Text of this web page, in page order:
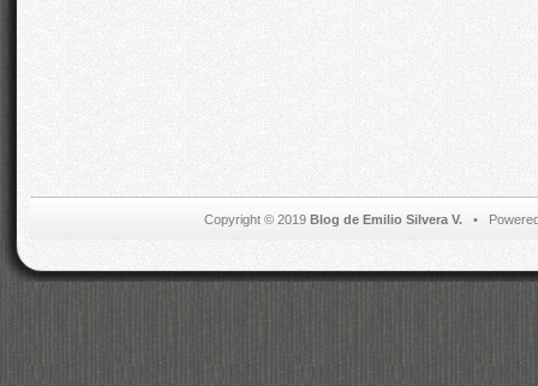
Copyright © 2019 Blog de Emilio Silvera V.•